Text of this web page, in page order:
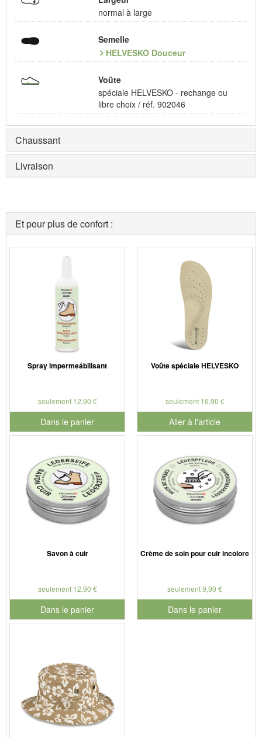
normal à large
Semelle
HELVESKO Douceur
Voûte
spéciale HELVESKO - rechange ou
libre choix / réf. 902046
Chaussant
Livraison
Et pour plus de confort :
Spray impermeábilisant
seulement 12,90 €
Dans le panier
pour le numéro de produit 901126
Voûte spéciale HELVESKO
seulement 16,90 €
Aller à l'article
Savon à cuir
seulement 12,90 €
Dans le panier
pour le numéro de produit 901127
Crème de soin pour cuir incolore
seulement 9,90 €
Dans le panier
pour le numéro de produit